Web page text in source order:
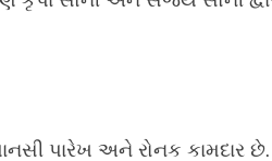
પારેખ અને રોનક કામદાર